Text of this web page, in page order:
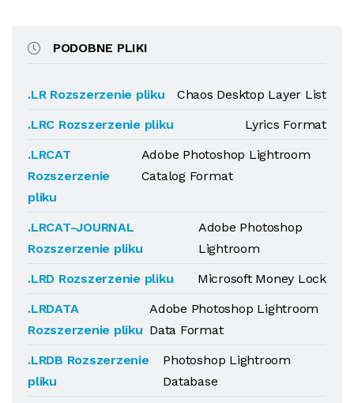
PODOBNE PLIKI
.LR Rozszerzenie pliku
Chaos Desktop Layer List
.LRC Rozszerzenie pliku
Lyrics Format
.LRCAT
Rozszerzenie
pliku
Adobe Photoshop Lightroom
Catalog Format
.LRCAT-JOURNAL
Rozszerzenie pliku
Adobe Photoshop
Lightroom
.LRD Rozszerzenie pliku
Microsoft Money Lock
.LRDATA
Rozszerzenie pliku
Adobe Photoshop Lightroom
Data Format
.LRDB Rozszerzenie
pliku
Photoshop Lightroom
Database